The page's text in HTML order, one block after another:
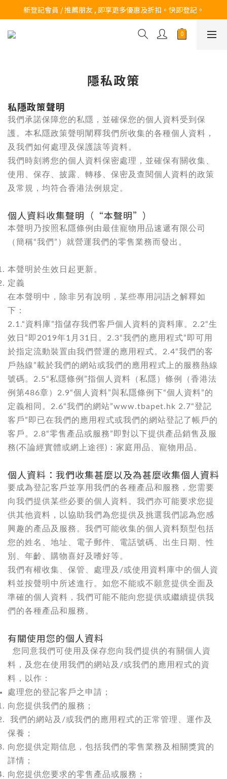
訂購滿$200 即可免費送貨!
新登記會員 / 推薦朋友 , 即享更多優惠及折扣。快即登記。
訂購滿$200 即可免費送貨!
隱私政策
私隱政策聲明
我們承諾保障您的私隱，並確保您的個人資料受到保
護。本私隱政策聲明闡釋我們所收集的各種個人資料，
及我們如何處理及保護該等資料。
我們時刻將您的個人資料保密處理，並確保有關收集、
使用、保存、披露、轉移、保密及查閱個人資料的政策
及常規，均符合香港法例規定。
個人資料收集聲明（“本聲明”）
本聲明乃按照私隱條例由最佳寵物用品速遞有限公司
（簡稱“我們”）就營運我們的零售業務而發出。
本聲明於生效日起更新。
定義
在本聲明中，除非另有說明，某些專用詞語之解釋如
下：
2.1.“資料庫”指儲存我們客戶個人資料的資料庫。2.2“生
效日”即2019年1月31日。2.3“我們的應用程式”即可用
於指定流動裝置由我們營運的應用程式。2.4“我們的客
戶熱線”載於我們的網站或我們的應用程式上的服務熱線
號碼。2.5“私隱條例”指個人資料（私隱）條例（香港法
例第486章）2.9“個人資料”與私隱條例下“個人資料”的
定義相同。2.6“我們的網站”www.tbapet.hk 2.7“登記
客戶”即已在我們的應用程式或我們的網站登記了帳戶的
客戶。2.8“零售產品或服務”即對以下提供產品銷售及服
務(不論經實體或網上途徑)：家庭用品、寵物用品。
個人資料：我們收集甚麼以及為甚麼收集個人資料
要成為登記客戶並享用我們的各種產品和服務，您需要
向我們提供某些必要的個人資料。我們亦可能要求您提
供其他資料，以協助我們為您提供及挑選我們認為您感
興趣的產品及服務。我們可能收集的個人資料類型包括
您的姓名、地址、電子郵件、電話號碼、出生日期、性
別、年齡、購物喜好及嗜好等。
我們有權收集、保管、處理及/或使用資料庫中的個人資
料並按聲明中所述進行。如您不能或不願意提供全面及
準確的個人資料，我們可能不能向您提供或繼續提供我
們的各種產品和服務。
有關使用您的個人資料
您同意我們可使用及保存您向我們提供的有關個人資
料，及您在使用我們的網站及/或我們的應用程式的資
料，以作：
處理您的登記客戶之申請；
向您提供我們的服務；
我們的網站及/或我們的應用程式的正常管理、運作及
保養；
向您提供定期信息，包括我們的零售業務及相關獎賞的
詳情；
向您提供您要求的零售產品或服務；